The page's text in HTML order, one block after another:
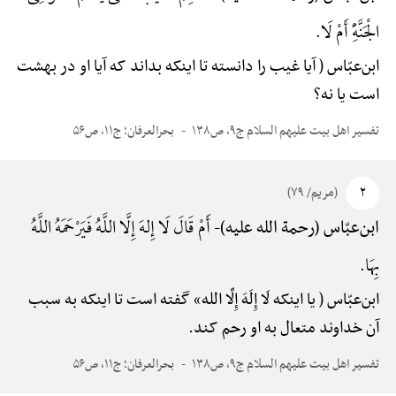
الْجَنَّهًِْ أَمْ لَا.
ابن‌عبّاس ( آیا غیب را دانسته تا اینکه بداند که آیا او در بهشت
است یا نه؟
تفسیر اهل بیت علیهم السلام ج۹، ص۱۳۸ بحرالعرفان؛ ج۱۱، ص۵۶
۲ (مریم/ ۷۹)
ابن‌عبّاس (رحمة الله علیه)-أَمْ قَالَ لَا إِلهَ إِلَّا اللَّهُ فَیَرْحَمَهُ اللَّهُ
بِهَا.
ابن‌عبّاس ( یا اینکه لَا إِلَهَ إِلَّا الله» گفته است تا اینکه به سبب
آن خداوند متعال به او رحم کند.
تفسیر اهل بیت علیهم السلام ج۹، ص۱۳۸ بحرالعرفان؛ ج۱۱، ص۵۶